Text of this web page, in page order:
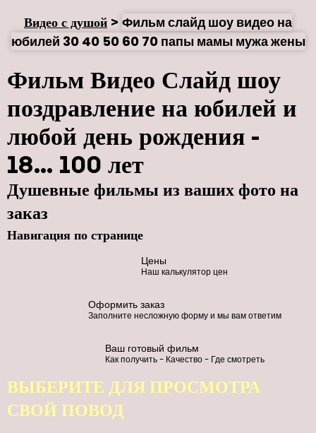
Видео с душой > Фильм слайд шоу видео на
юбилей 30 40 50 60 70 папы мамы мужа жены
Фильм Видео Слайд шоу
поздравление на юбилей и
любой день рождения -
18... 100 лет
Душевные фильмы из ваших фото на
заказ
Навигация по странице
Цены
Наш калькулятор цен
Оформить заказ
Заполните несложную форму и мы вам ответим
Ваш готовый фильм
Как получить - Качество - Где смотреть
ВЫБЕРИТЕ ДЛЯ ПРОСМОТРА
СВОЙ ПОВОД